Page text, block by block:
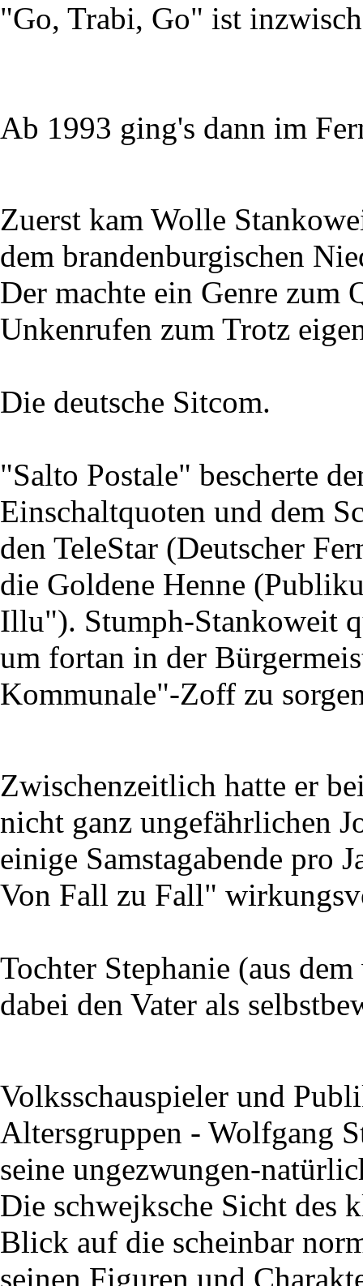
"Go, Trabi, Go" ist
Ab 1993 ging's dann im
Zuerst kam Wolle
dem brandenburgischen
Der machte ein Genre zum
Unkenrufen zum Trotz
Die deutsche Sitcom.
"Salto Postale" bescherte
Einschaltquoten und dem
den TeleStar (Deutscher
die Goldene Henne
Illu"). Stumph-Stankoweit
um fortan in der
Kommunale"-Zoff zu
Zwischenzeitlich hatte er
nicht ganz ungefährlichen
einige Samstagabende pro
Von Fall zu Fall"
Tochter Stephanie (aus
dabei den Vater als
Volksschauspieler und
Altersgruppen - Wolfgang
seine ungezwungen-
Die schwejksche Sicht des
Blick auf die scheinbar
seinen Figuren und